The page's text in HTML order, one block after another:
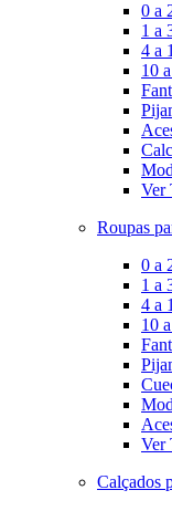
0 a
1 a
4 a
10
Ver
Roupas
0 a
1 a
4 a
10
Ver
Calçados